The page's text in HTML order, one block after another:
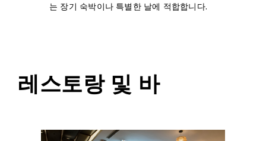
는 장기 숙박이나 특별한 날에 적합합니다.
레스토랑 및 바